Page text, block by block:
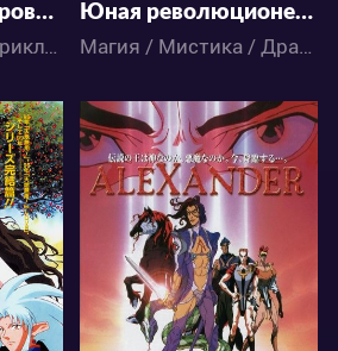
Сол Бьянка: Сокровища погибших планет
Космос / Меха / Приключения / Сёнэн / Фантастика / Аниме
Юная революционерка Утэна: Конец Света юности
Магия / Мистика / Драма / Романтика / Сёдзё / Фэнтези / Школа / Аниме
5135
1 0